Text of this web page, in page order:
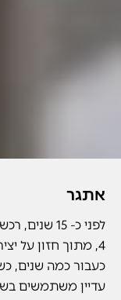
אתגר
לפני כ-
4, מתוך חזון על